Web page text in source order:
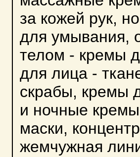
за кожей рук,
для умывания,
телом - кремы
для лица -
скрабы, кремы
и ночные
маски,
жемчужная